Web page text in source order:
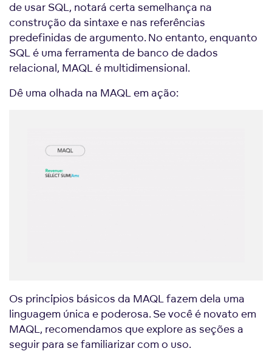
de usar SQL, notará certa semelhança na
construção da sintaxe e nas referências
predefinidas de argumento. No entanto, enquanto
SQL é uma ferramenta de banco de dados
relacional, MAQL é multidimensional.
Dê uma olhada na MAQL em ação:
Os princípios básicos da MAQL fazem dela uma
linguagem única e poderosa. Se você é novato em
MAQL, recomendamos que explore as seções a
seguir para se familiarizar com o uso.